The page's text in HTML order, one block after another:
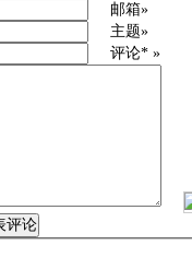
邮箱»
主题»
评论* »